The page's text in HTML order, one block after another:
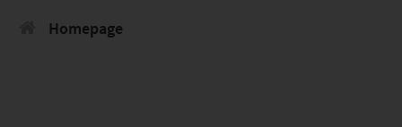
Homepage